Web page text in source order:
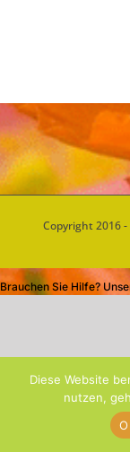
Copyright 2016 -
Brauchen Sie Hilfe?
Diese Website
nutzen,